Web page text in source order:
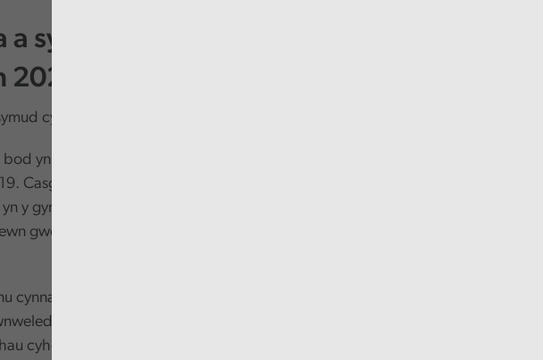
syniadau ar-
cyntaf yn y DU.
yn cadw cofnod o arferion
Casglwyd cyfoeth o ddata yn
y gymuned. Rydym wedi
gweminarau ar-lein a
cynnal digwyddiad dysgu
pellach gyda chi. Yn
cyhoeddus ledled Cymru ac